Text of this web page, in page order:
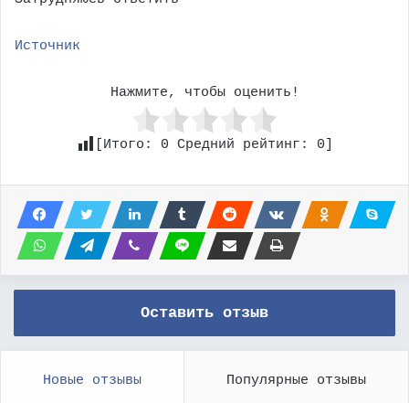
Источник
Нажмите, чтобы оценить!
[Итого: 0 Средний рейтинг: 0
Оставить отзыв
Новые отзывы Популярные отзывы